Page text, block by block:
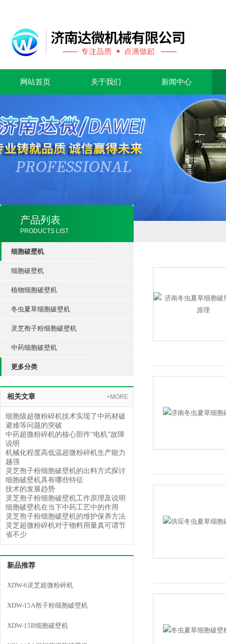
网站首页 关于我们 新闻中心
产品列表
PRODUCTS LIST
细胞破壁机
细胞破壁机
植物细胞破壁机
冬虫夏草细胞破壁机
灵芝孢子粉细胞破壁机
中药细胞破壁机
更多分类
相关文章 +MORE
细胞级超微粉碎机技术实现了中药材破
避难等问题的突破
中药超微粉碎机的核心部件“电机”故障
说明
机械化程度高低温超微粉碎机生产能力
越强
灵芝孢子粉细胞破壁机的出料方式探讨
细胞破壁机具有哪些特征
技术的发展趋势
灵芝孢子粉细胞破壁机工作原理及说明
细胞破壁机在当下中药工艺中的作用
灵芝孢子粉细胞破壁机的维护保养方法
灵芝超微粉碎机对于物料用量真可谓节
省不少
新品推荐
XDW-6灵芝超微粉碎机
XDW-15A孢子粉细胞破壁机
XDW-15B细胞破壁机